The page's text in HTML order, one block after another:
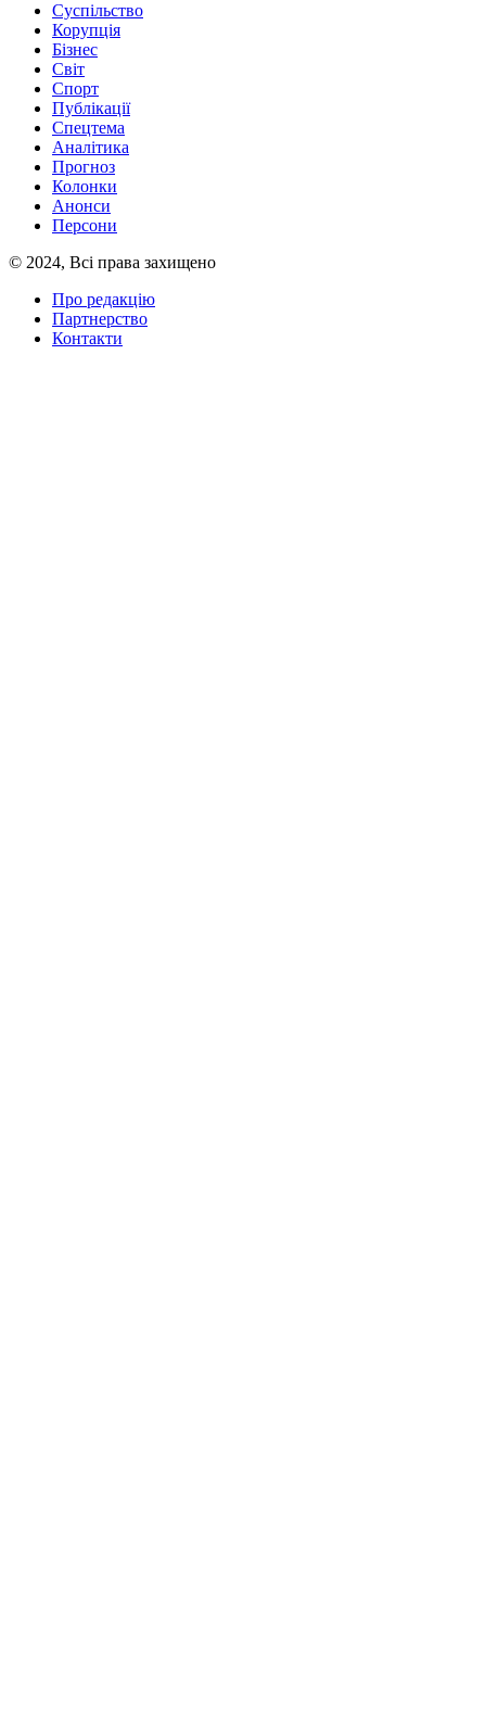
Суспільство
Корупція
Бізнес
Світ
Спорт
Публікації
Спецтема
Аналітика
Прогноз
Колонки
Анонси
Персони
© 2024, Всі права захищено
Про редакцію
Партнерство
Контакти